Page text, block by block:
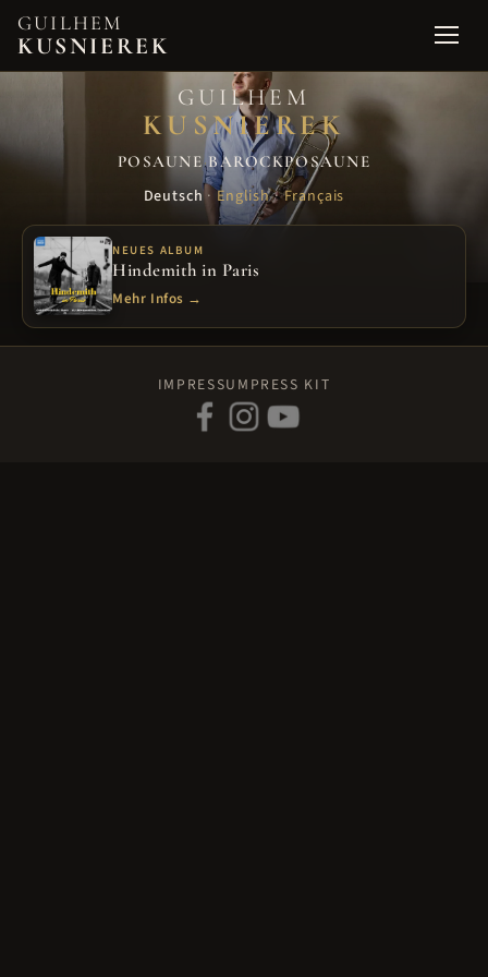
GUILHEM
KUSNIEREK Open
GUILHEM
KUSNIEREK
POSAUNE·BAROCKPOSAUNE
Deutsch·English·Français
NEUES ALBUM
Hindemith in Paris
Mehr Infos →
IMPRESSUM PRESS KIT